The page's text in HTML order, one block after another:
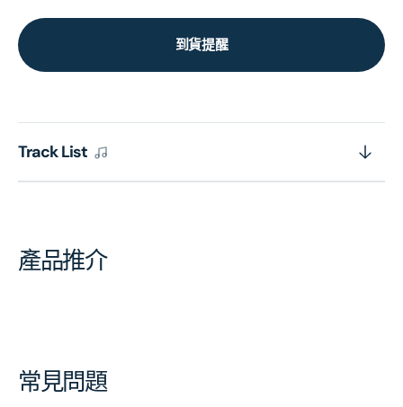
到貨提醒
Track List
產品推介
常見問題